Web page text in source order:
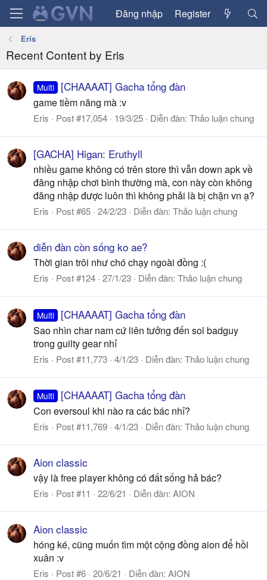
Đăng nhập Register
Eris
Recent Content by Eris
Multi [CHAAAAT] Gacha tổng đàn
game tiềm năng mà :v
Eris Post #17,054 19/3/25 Diễn đàn: Thảo luận chung
[GACHA] Higan: Eruthyll
nhiều game không có trên store thì vẫn down apk về
đăng nhập chơi bình thường mà, con này còn không
đăng nhập được luôn thì không phải là bị chặn vn ạ?
Eris Post #65 24/2/23 Diễn đàn: Thảo luận chung
diễn đàn còn sống ko ae?
Thời gian trôi như chó chạy ngoài đồng :(
Eris Post #124 27/1/23 Diễn đàn: Thảo luận chung
Multi [CHAAAAT] Gacha tổng đàn
Sao nhìn char nam cứ liên tưởng đến sol badguy
trong guilty gear nhỉ
Eris Post #11,773 4/1/23 Diễn đàn: Thảo luận chung
Multi [CHAAAAT] Gacha tổng đàn
Con eversoul khi nào ra các bác nhỉ?
Eris Post #11,769 4/1/23 Diễn đàn: Thảo luận chung
Aion classic
vậy là free player không có đất sống hả bác?
Eris Post #11 22/6/21 Diễn đàn: AION
Aion classic
hóng ké, cũng muốn tìm một cộng đồng aion để hồi
xuân :v
Eris Post #6 20/6/21 Diễn đàn: AION